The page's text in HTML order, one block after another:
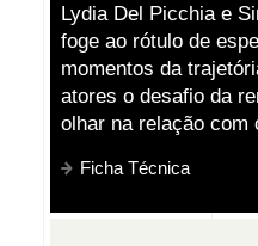
Lydia Del Picchia e
foge ao rótulo de
momentos da
atores o desafio da
olhar na relação com
Ficha Técnica